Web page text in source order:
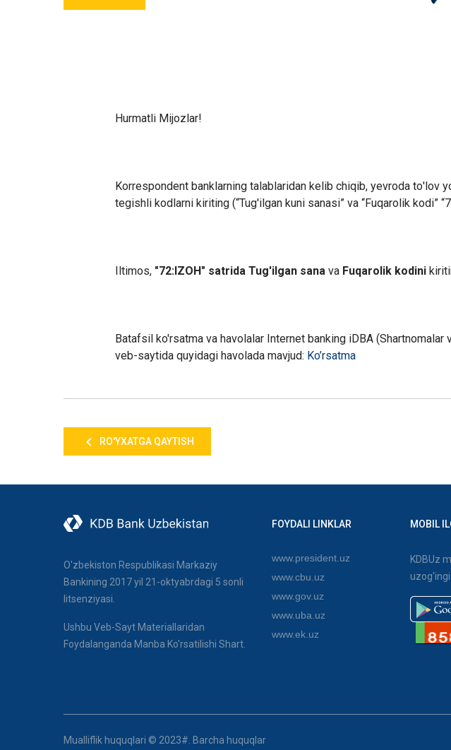
Hurmatli Mijozlar!
Korrespondent banklarning talablaridan kelib chiqib, yevroda to'lov
tegishli kodlarni kiriting (“Tug'ilgan kuni sanasi” va“Fuqarolik kodi”
Iltimos,"72:IZOH" satrida Tug'ilgan sana vaFuqarolik kodini
Batafsil ko'rsatma va havolalar Internet banking iDBA (Shartnomalar
veb-saytida quyidagi havolada mavjud: Ko’rsatma
RO'YXATGA QAYTISH
O'zbekiston Respublikasi Markaziy
Bankining 2017 yil 21-oktyabrdagi 5 sonli
litsenziyasi.
Ushbu Veb-Sayt Materiallaridan
Foydalanganda Manba Ko'rsatilishi Shart.
FOYDALI LINKLAR
www.president.uz
www.cbu.uz
www.gov.uz
www.uba.uz
www.ek.uz
MOBIL
KDBUz
Mualliflik huquqlari © 2023#. Barcha huquqlar